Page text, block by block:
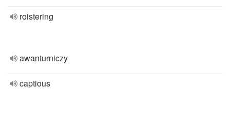
roistering
awanturniczy
captious